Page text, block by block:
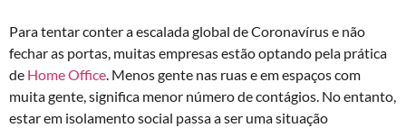
Para tentar conter a escalada global de Coronavírus e não
fechar as portas, muitas empresas estão optando pela prática
de Home Office. Menos gente nas ruas e em espaços com
muita gente, significa menor número de contágios. No entanto,
estar em isolamento social passa a ser uma situação